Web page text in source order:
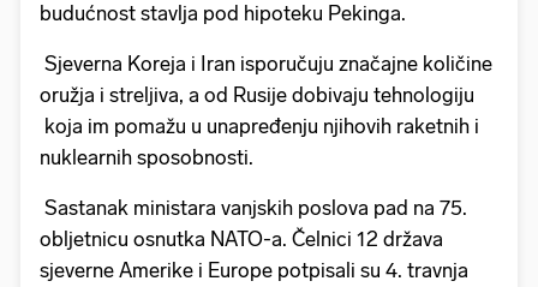
budućnost stavlja pod hipoteku Pekinga.
Sjeverna Koreja i Iran isporučuju značajne količine
oružja i streljiva, a od Rusije dobivaju tehnologiju
koja im pomažu u unapređenju njihovih raketnih i
nuklearnih sposobnosti.
Sastanak ministara vanjskih poslova pad na 75.
obljetnicu osnutka NATO-a. Čelnici 12 država
sjeverne Amerike i Europe potpisali su 4. travnja